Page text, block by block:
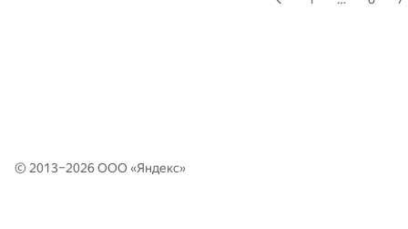
© 2013–2026 ООО «Яндекс»